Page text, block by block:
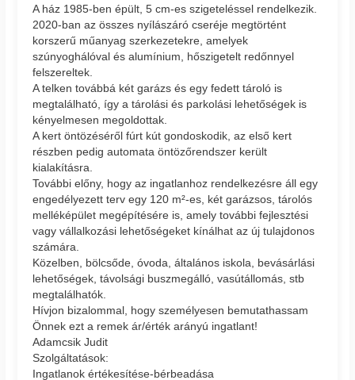
A ház 1985-ben épült, 5 cm-es szigeteléssel rendelkezik.
2020-ban az összes nyílászáró cseréje megtörtént
korszerű műanyag szerkezetekre, amelyek
szúnyoghálóval és alumínium, hőszigetelt redőnnyel
felszereltek.
A telken továbbá két garázs és egy fedett tároló is
megtalálható, így a tárolási és parkolási lehetőségek is
kényelmesen megoldottak.
A kert öntözéséről fúrt kút gondoskodik, az első kert
részben pedig automata öntözőrendszer került
kialakításra.
További előny, hogy az ingatlanhoz rendelkezésre áll egy
engedélyezett terv egy 120 m²-es, két garázsos, tárolós
melléképület megépítésére is, amely további fejlesztési
vagy vállalkozási lehetőségeket kínálhat az új tulajdonos
számára.
Közelben, bölcsőde, óvoda, általános iskola, bevásárlási
lehetőségek, távolsági buszmegálló, vasútállomás, stb
megtalálhatók.
Hívjon bizalommal, hogy személyesen bemutathassam
Önnek ezt a remek ár/érték arányú ingatlant!
Adamcsik Judit
Szolgáltatások:
Ingatlanok értékesítése-bérbeadása